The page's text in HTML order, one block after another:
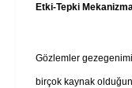
Etki-Tepki
Gözlemler
birçok kaynak